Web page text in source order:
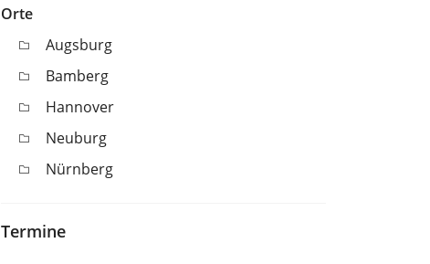
Orte
Augsburg
Bamberg
Hannover
Neuburg
Nürnberg
Termine